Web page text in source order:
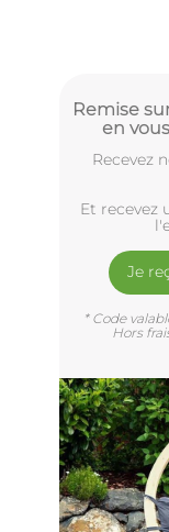
Remise
en
Recevez
Et recevez
Je
* Code
Hors